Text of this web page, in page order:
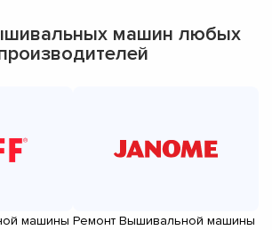
машин любых
машины Ремонт Вышивальной машины